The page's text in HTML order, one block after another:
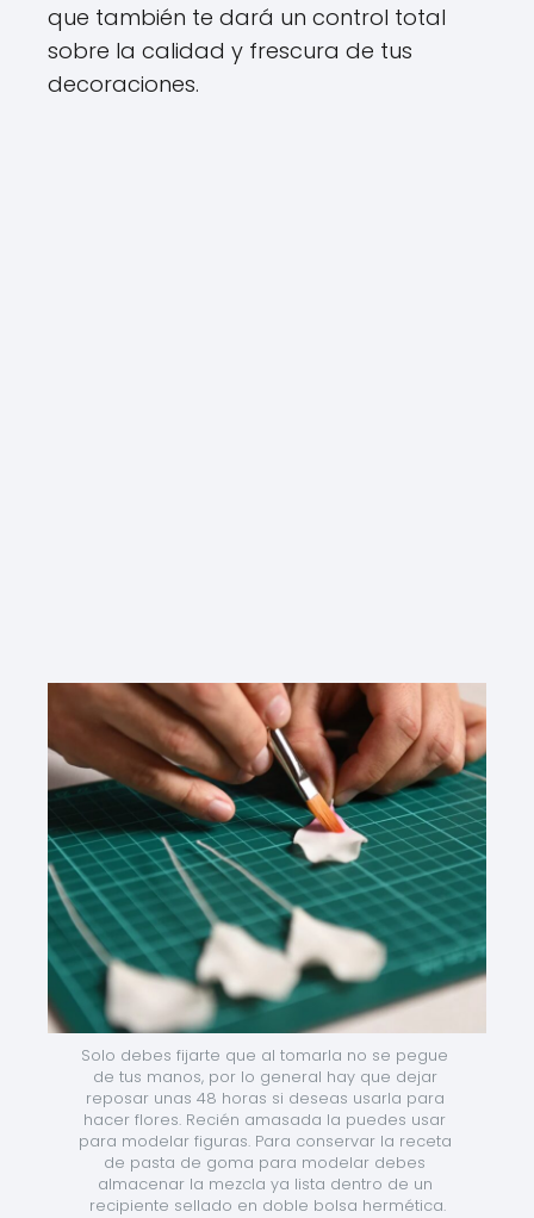
que también te dará un control total
sobre la calidad y frescura de tus
decoraciones.
Solo debes fijarte que al tomarla no se pegue
de tus manos, por lo general hay que dejar
reposar unas 48 horas si deseas usarla para
hacer flores. Recién amasada la puedes usar
para modelar figuras. Para conservar la receta
de pasta de goma para modelar debes
almacenar la mezcla ya lista dentro de un
recipiente sellado en doble bolsa hermética.